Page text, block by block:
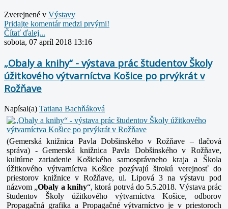
Zverejnené v Výstavy
Pridajte komentár medzi prvými!
Čítať ďalej...
sobota, 07 apríl 2018 13:16
„Obaly a knihy“ - výstava prác študentov Školy
úžitkového výtvarníctva Košice po prvýkrát v
Rožňave
Napísal(a) Tatiana Bachňáková
(Gemerská knižnica Pavla Dobšinského v Rožňave – tlačová
správa) - Gemerská knižnica Pavla Dobšinského v Rožňave,
kultúrne zariadenie Košického samosprávneho kraja a Škola
úžitkového výtvarníctva Košice pozývajú širokú verejnosť do
priestorov knižnice v Rožňave, ul. Lipová 3 na výstavu pod
názvom „Obaly a knihy“, ktorá potrvá do 5.5.2018. Výstava prác
študentov Školy úžitkového výtvarníctva Košice, odborov
Propagačná grafika a Propagačné výtvarníctvo je v priestoroch